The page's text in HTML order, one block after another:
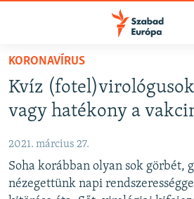
Akadálymentes
Ugrás
fő
oldalra
Ugrás
tartalomjegyzékre
Ugrás
NAPIRENDEN
AKTUÁLIS
PODCASTOK
VIDEÓK
ELEMZŐ
KORONAVÍRUS
Kvíz
vagy hatékony a
2021. március 27.
Soha korábban olyan sok görbét,
nézegettünk napi
FELIRATKOZÁS
Spotify